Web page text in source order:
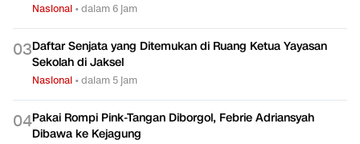
Nasional •dalam 6 jam
03Daftar Senjata yang Ditemukan di Ruang Ketua Yayasan
Sekolah di Jaksel
Nasional •dalam 5 jam
04Pakai Rompi Pink-Tangan Diborgol, Febrie Adriansyah
Dibawa ke Kejagung